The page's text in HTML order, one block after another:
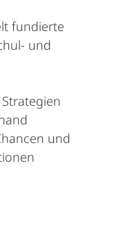
fundierte
und
und